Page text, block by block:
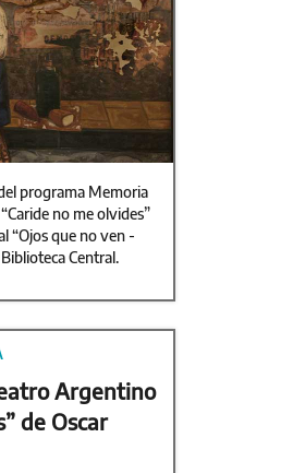
programa Memoria
no me olvides”
“Ojos que no ven -
Central.
Argentino
de Oscar